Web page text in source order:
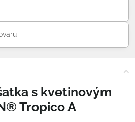
s kvetinovým
Tropico A